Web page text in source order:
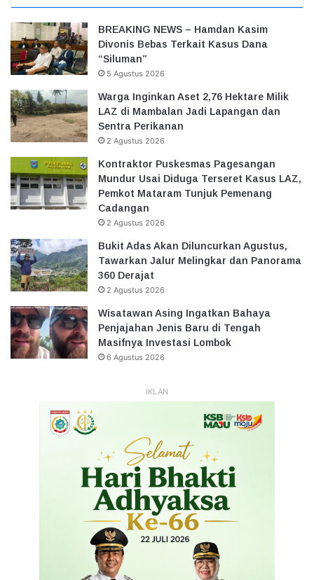
BREAKING NEWS – Hamdan Kasim
Divonis Bebas Terkait Kasus Dana
“Siluman”
5 Agustus 2026
Warga Inginkan Aset 2,76 Hektare Milik
LAZ di Mambalan Jadi Lapangan dan
Sentra Perikanan
2 Agustus 2026
Kontraktor Puskesmas Pagesangan
Mundur Usai Diduga Terseret Kasus LAZ,
Pemkot Mataram Tunjuk Pemenang
Cadangan
2 Agustus 2026
Bukit Adas Akan Diluncurkan Agustus,
Tawarkan Jalur Melingkar dan Panorama
360 Derajat
2 Agustus 2026
Wisatawan Asing Ingatkan Bahaya
Penjajahan Jenis Baru di Tengah
Masifnya Investasi Lombok
6 Agustus 2026
IKLAN